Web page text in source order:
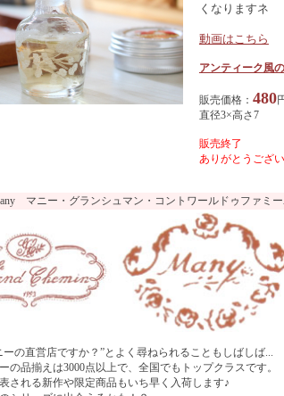
くなりますネ
動画はこちら
アンティーク風
販売価格： 480
直径3×高さ7
販売終了
ありがとうござ
マニー・グランシュマン・コントワールドゥファミ
ーの直営店ですか？”とよく尋ねられることもしばしば...
の品揃えは3000点以上で、全国でもトップクラスです。
される新作や限定商品もいち早く入荷します♪